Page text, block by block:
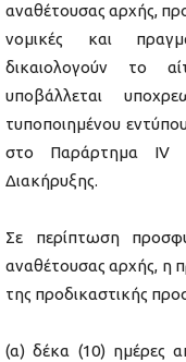
αναθέτουσας αρχής,
νομικές και
δικαιολογούν το
υποβάλλεται
τυποποιημένου
στο Παράρτημα ΙV
Διακήρυξης.
Σε περίπτωση
αναθέτουσας αρχής, η
της προδικαστικής
(α) δέκα (10) ημέρες